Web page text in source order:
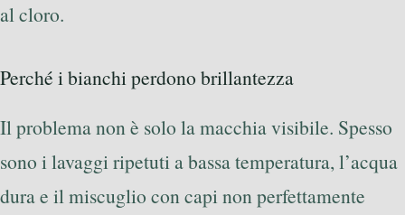
al cloro.
Perché i bianchi perdono brillantezza
Il problema non è solo la macchia visibile. Spesso
sono i lavaggi ripetuti a bassa temperatura, l’acqua
dura e il miscuglio con capi non perfettamente